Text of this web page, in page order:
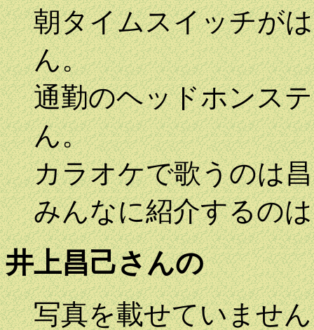
朝タイムスイッチが
ん。
通勤のヘッドホンス
ん。
カラオケで歌うのは
みんなに紹介するの
井上昌己さんの
写真を載せていませ